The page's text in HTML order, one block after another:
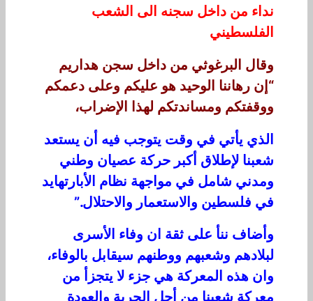
نداء من داخل سجنه الى الشعب
الفلسطيني
وقال البرغوثي من داخل سجن هداريم
“إن رهاننا الوحيد هو عليكم وعلى دعمكم
ووقفتكم ومساندتكم لهذا الإضراب،
الذي يأتي في وقت يتوجب فيه أن يستعد
شعبنا لإطلاق أكبر حركة عصيان وطني
ومدني شامل في مواجهة نظام الأبارتهايد
في فلسطين والاستعمار والاحتلال.”
وأضاف ننأ على ثقة ان وفاء الأسرى
لبلادهم وشعبهم ووطنهم سيقابل بالوفاء،
وان هذه المعركة هي جزء لا يتجزأ من
معركة شعبنا من أجل الحرية والعودة